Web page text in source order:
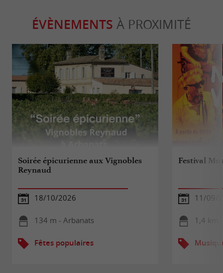
ÉVÈNEMENTS À PROXIMITÉ
Soirée épicurienne aux Vignobles
Reynaud
18/10/2026
134 m - Arbanats
Fêtes populaires
Festival
11/09/
1,4 km